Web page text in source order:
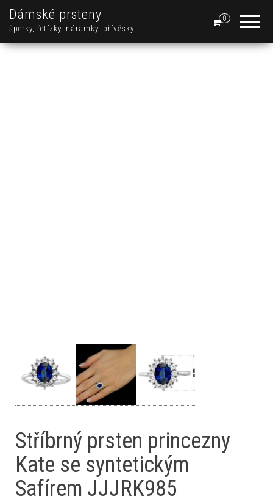
Dámské prsteny
šperky, řetízky, náramky, přívěsky
0
Stříbrný prsten princezny
Kate se syntetickým
Safírem JJJRK985